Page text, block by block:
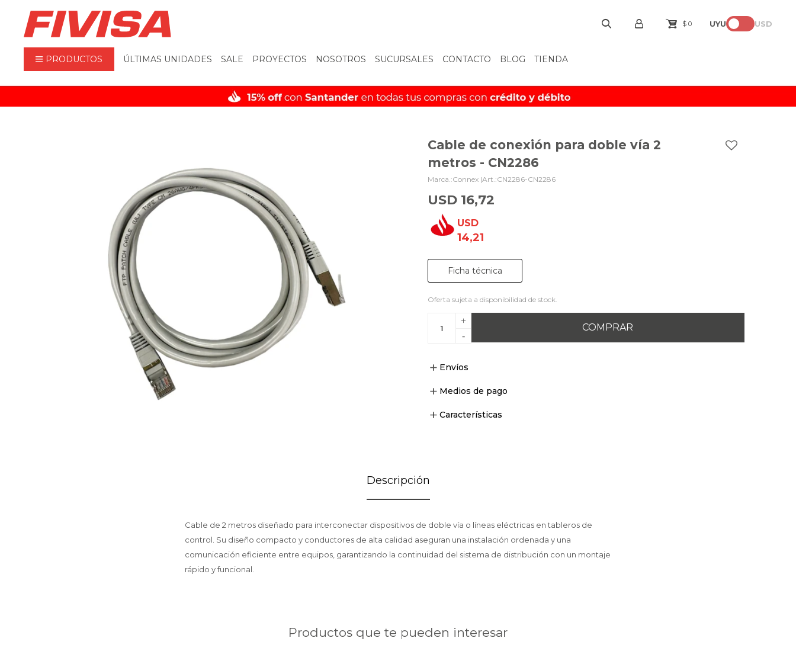
PRODUCTOS ÚLTIMAS UNIDADES SALE PROYECTOS NOSOTROS SUCURSALES CONTACTO BLOG TIENDA
$ 0 UYU USD
Cable de conexión para doble vía 2
metros - CN2286
Connex | CN2286-CN2286
USD 16,72
USD
14,21
Ficha técnica
Oferta sujeta a disponibilidad de stock.
+
-
COMPRAR
Envíos
Medios de pago
Características
Descripción
Cable de 2 metros diseñado para interconectar dispositivos de doble vía o líneas eléctricas en tableros de
control. Su diseño compacto y conductores de alta calidad aseguran una instalación ordenada y una
comunicación eficiente entre equipos, garantizando la continuidad del sistema de distribución con un montaje
rápido y funcional.
Productos que te pueden interesar